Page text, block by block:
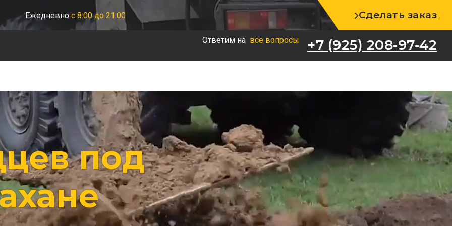
+7 (925) 208-97-42
Ежедневно с 8:00 до 21:00 Сделать заказ
Ответим на все вопросы +7 (925) 208-97-42
под